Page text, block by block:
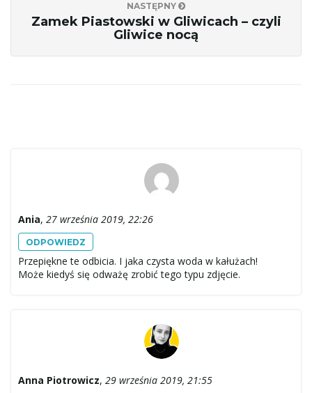
NASTĘPNY
Zamek Piastowski w Gliwicach – czyli
Gliwice nocą
Ania, 27 września 2019, 22:26
ODPOWIEDZ
Przepiękne te odbicia. I jaka czysta woda w kałużach!
Może kiedyś się odważę zrobić tego typu zdjęcie.
Anna Piotrowicz, 29 września 2019, 21:55